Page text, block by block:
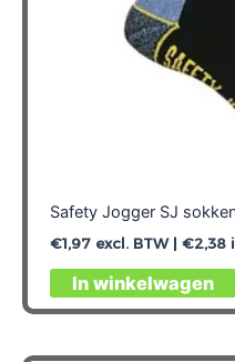
Safety Jogger SJ
€1,97excl. BTW | €2,38
In winkelwagen